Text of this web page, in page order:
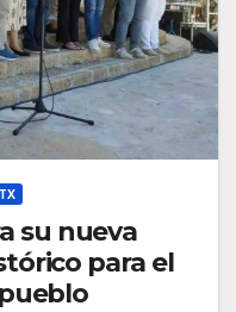
su nueva
para el